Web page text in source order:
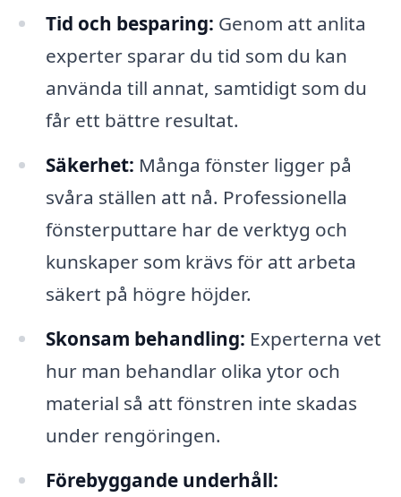
Tid och besparing: Genom att anlita
experter sparar du tid som du kan
använda till annat, samtidigt som du
får ett bättre resultat.
Säkerhet: Många fönster ligger på
svåra ställen att nå. Professionella
fönsterputtare har de verktyg och
kunskaper som krävs för att arbeta
säkert på högre höjder.
Skonsam behandling: Experterna vet
hur man behandlar olika ytor och
material så att fönstren inte skadas
under rengöringen.
Förebyggande underhåll: